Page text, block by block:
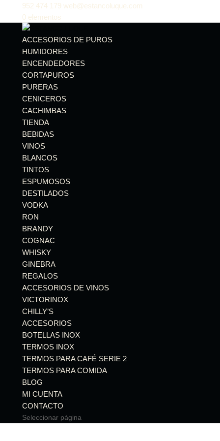
952 474 179 web@estancoluque.com
0 elementos
ACCESORIOS DE PUROS
HUMIDORES
ENCENDEDORES
CORTAPUROS
PURERAS
CENICEROS
CACHIMBAS
TIENDA
BEBIDAS
VINOS
BLANCOS
TINTOS
ESPUMOSOS
DESTILADOS
VODKA
RON
BRANDY
COGNAC
WHISKY
GINEBRA
REGALOS
ACCESORIOS DE VINOS
VICTORINOX
CHILLY’S
ACCESORIOS
BOTELLAS INOX
TERMOS INOX
TERMOS PARA CAFÉ SERIE 2
TERMOS PARA COMIDA
BLOG
MI CUENTA
CONTACTO
Seleccionar página